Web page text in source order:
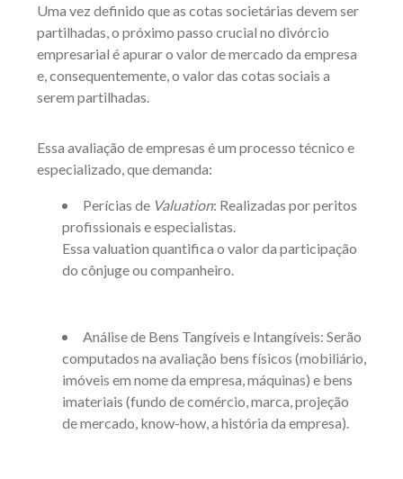
Uma vez definido que as cotas societárias devem ser
partilhadas, o próximo passo crucial no divórcio
empresarial é apurar o valor de mercado da empresa
e, consequentemente, o valor das cotas sociais a
serem partilhadas.
Essa avaliação de empresas é um processo técnico e
especializado, que demanda:
Perícias de Valuation: Realizadas por peritos
profissionais e especialistas.
Essa valuation quantifica o valor da participação
do cônjuge ou companheiro.
Análise de Bens Tangíveis e Intangíveis: Serão
computados na avaliação bens físicos (mobiliário,
imóveis em nome da empresa, máquinas) e bens
imateriais (fundo de comércio, marca, projeção
de mercado, know-how, a história da empresa).